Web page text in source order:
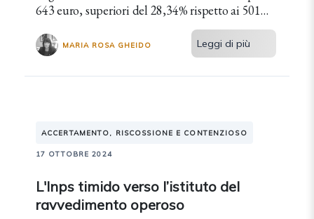
643 euro, superiori del 28,34% rispetto ai 501
euro medi percepiti dalle donne.
MARIA ROSA GHEIDO Leggi di più
ACCERTAMENTO, RISCOSSIONE E CONTENZIOSO
17 OTTOBRE 2024
L'Inps timido verso l’istituto del
ravvedimento operoso